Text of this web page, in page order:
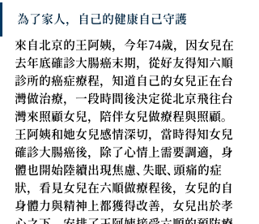
為了家人，自己的健康自己守護
來自北京的王阿姨，今年74歲，因女兒在
去年底確診大腸癌末期，從好友得知六順
診所的癌症療程，知道自己的女兒正在台
灣做治療，一段時間後決定從北京飛往台
灣來照顧女兒，陪伴女兒做療程與照顧。
王阿姨和她女兒感情深切，當時得知女兒
確診大腸癌後，除了心情上需要調適，身
體也開始陸續出現焦慮、失眠、頭痛的症
狀，看見女兒在六順做療程後，女兒的自
身體力與精神上都獲得改善，女兒出於孝